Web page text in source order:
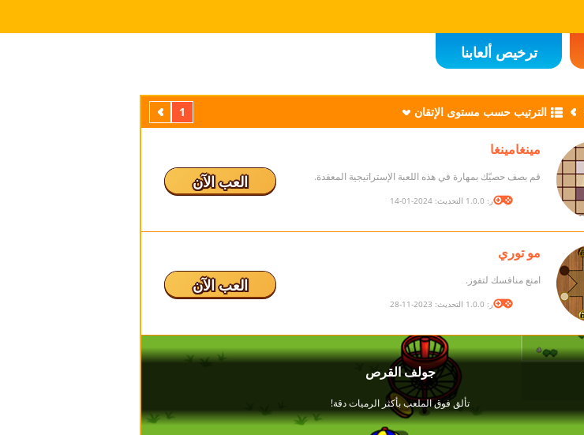
ترخيص ألعابنا
الترتيب حسب مستوى الإتقان 1 التالي
مينغامينغا
قم بصف حصيّك بمهارة في هذه اللعبة الإستراتيجية المعقدة.
الإصدار: 1.0.0 التحديث: 2024-01-14
العب الآن
مو توري
امنع منافسك لتفوز.
الإصدار: 1.0.0 التحديث: 2023-11-28
العب الآن